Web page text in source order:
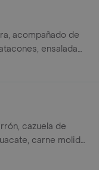
acompañado de
ensalada
de pescado.
cazuela de
carne molida,
chorizo y limón.